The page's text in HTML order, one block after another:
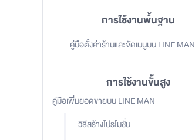
การใช้งานพื้นฐาน
คู่มือตั้งค่าร้านและจัดเมนูบน LINE MAN
การใช้งานขั้นสูง
คู่มือเพิ่มยอดขายบน LINE MAN
วิธีสร้างโปรโมชั่น